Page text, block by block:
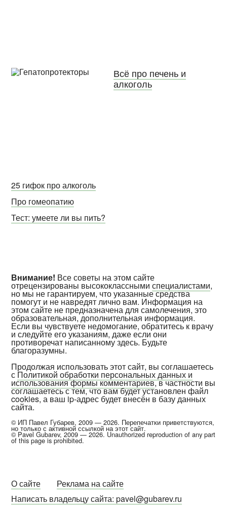
Всё про печень и
алкоголь
25 гифок про алкоголь
Про гомеопатию
Тест: умеете ли вы пить?
Внимание! Все советы на этом сайте
отрецензированы высококласснымиспециалистами,
но мы не гарантируем, что указанные средства
помогут и не навредят лично вам. Информация на
этом сайте не предназначена для самолечения, это
образовательная, дополнительная информация.
Если вы чувствуете недомогание, обратитесь к врачу
и следуйте его указаниям, даже если они
противоречат написанному здесь. Будьте
благоразумны.
Продолжая использовать этот сайт, вы соглашаетесь
с Политикой обработки персональных данных и
использования формы комментариев, в частности вы
соглашаетесь с тем, что вам будет установлен файл
cookies, а ваш ip-адрес будет внесён в базу данных
сайта.
© ИП Павел Губарев, 2009 — 2026. Перепечатки приветствуются,
но только с активной ссылкой на этот сайт.
© Pavel Gubarev, 2009 — 2026. Unauthorized reproduction of any part
of this page is prohibited.
О сайте
Реклама на сайте
Написать владельцу сайта: pavel@gubarev.ru